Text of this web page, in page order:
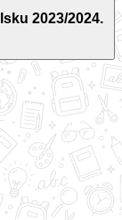
2023/2024.